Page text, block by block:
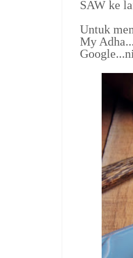
SAW ke
Untuk
My